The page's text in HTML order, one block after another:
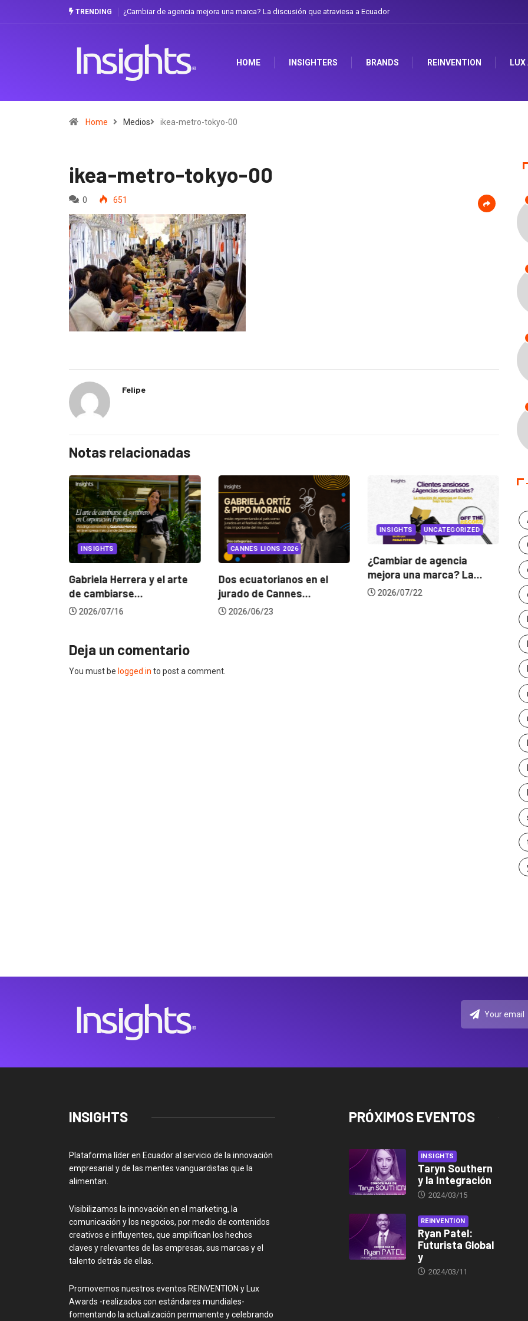
TRENDING ¿Cambiar de agencia mejora una marca? La discusión que atraviesa a EcuadorGabriela Herrera y el arte de cambiarse
HOME INSIGHTERS BRANDS REINVENTION LUX
Home Medios ikea-metro-tokyo-00
ikea-metro-tokyo-00
0 651
Felipe
Notas relacionadas
INSIGHTS
Gabriela Herrera y el arte
de cambiarse...
2026/07/16
CANNES LIONS 2026
Dos ecuatorianos en el
jurado de Cannes...
2026/06/23
INSIGHTS UNCATEGORIZED
¿Cambiar de agencia
mejora una marca? La...
2026/07/22
Deja un comentario
You must be logged in to post a comment.
INSIGHTS
Plataforma líder en Ecuador al servicio de la innovación
empresarial y de las mentes vanguardistas que la
alimentan.
Visibilizamos la innovación en el marketing, la
comunicación y los negocios, por medio de contenidos
creativos e influyentes, que amplifican los hechos
claves y relevantes de las empresas, sus marcas y el
talento detrás de ellas.
Promovemos nuestros eventos REINVENTION y Lux
Awards -realizados con estándares mundiales-
fomentando la actualización permanente y celebrando
PRÓXIMOS EVENTOS
INSIGHTS
Taryn Southern
y la Integración
2024/03/15
REINVENTION
Ryan Patel:
Futurista Global
y
2024/03/11